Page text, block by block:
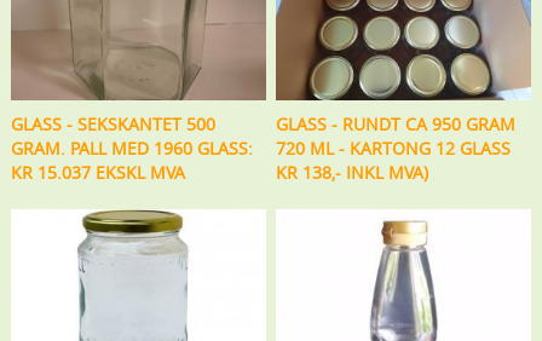
GLASS - SEKSKANTET 500
GRAM. PALL MED 1960 GLASS:
KR 15.037 EKSKL MVA
GLASS - RUNDT CA 950 GRAM
720 ML - KARTONG 12 GLASS
KR 138,- INKL MVA)